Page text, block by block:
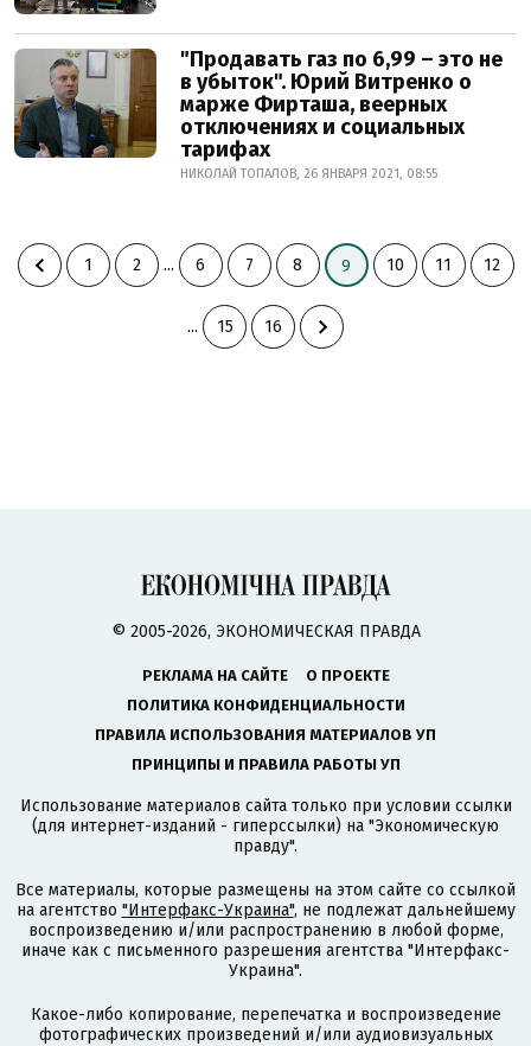
"Продавать газ по 6,99 – это не
в убыток". Юрий Витренко о
марже Фирташа, веерных
отключениях и социальных
тарифах
НИКОЛАЙ ТОПАЛОВ, 26 ЯНВАРЯ 2021, 08:55
1 2 ... 6 7 8 9 10 11 12
... 15 16
© 2005-2026, ЭКОНОМИЧЕСКАЯ ПРАВДА
РЕКЛАМА НА САЙТЕ
О ПРОЕКТЕ
ПОЛИТИКА КОНФИДЕНЦИАЛЬНОСТИ
ПРАВИЛА ИСПОЛЬЗОВАНИЯ МАТЕРИАЛОВ УП
ПРИНЦИПЫ И ПРАВИЛА РАБОТЫ УП
Использование материалов сайта только при условии ссылки
(для интернет-изданий - гиперссылки) на "Экономическую
правду".
Все материалы, которые размещены на этом сайте со ссылкой
на агентство "Интерфакс-Украина", не подлежат дальнейшему
воспроизведению и/или распространению в любой форме,
иначе как с письменного разрешения агентства "Интерфакс-
Украина".
Какое-либо копирование, перепечатка и воспроизведение
фотографических произведений и/или аудиовизуальных